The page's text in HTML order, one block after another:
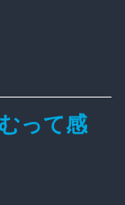
って感